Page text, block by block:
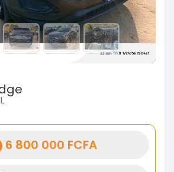
6 800 000 FCFA